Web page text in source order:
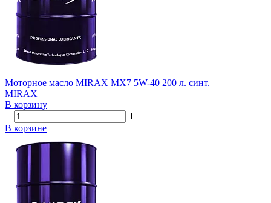
Моторное масло MIRAX MX7 5W-40 200 л. синт.
MIRAX
В корзину
В корзине